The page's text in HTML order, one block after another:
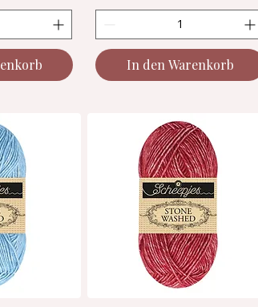
In den Warenkorb